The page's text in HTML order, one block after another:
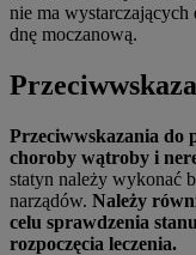
nie ma wystarczających
dnę moczanową.
Przeciwwskazania do
choroby wątroby i
statyn należy wykonać
narządów. Należy
celu sprawdzenia
rozpoczęcia leczenia.